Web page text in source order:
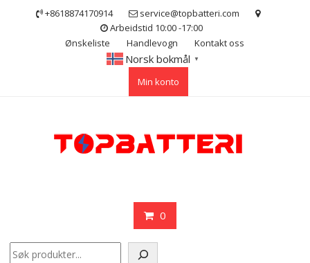
+8618874170914
service@topbatteri.com
Arbeidstid 10:00 -17:00
Ønskeliste
Handlevogn Kontakt oss
Norsk bokmål ▼
Min konto
0